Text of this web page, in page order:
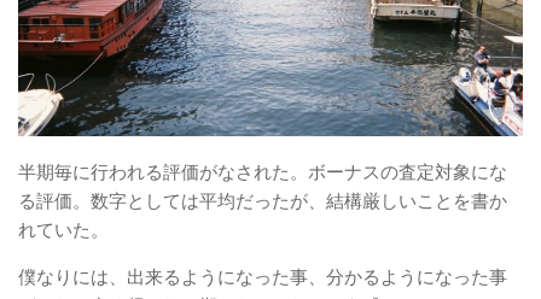
半期毎に行われる評価がなされた。ボーナスの査定対象にな
る評価。数字としては平均だったが、結構厳しいことを書か
れていた。
僕なりには、出来るようになった事、分かるようになった事